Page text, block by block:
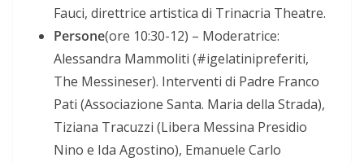
Fauci, direttrice artistica di Trinacria Theatre.
Persone(ore 10:30-12) – Moderatrice:
Alessandra Mammoliti (#igelatinipreferiti,
The Messineser). Interventi di Padre Franco
Pati (Associazione Santa. Maria della Strada),
Tiziana Tracuzzi (Libera Messina Presidio
Nino e Ida Agostino), Emanuele Carlo